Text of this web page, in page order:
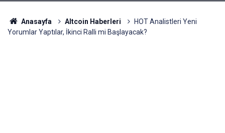
Anasayfa Altcoin Haberleri
HOT Analistleri Yeni
Yorumlar Yaptılar, İkinci Ralli mi Başlayacak?